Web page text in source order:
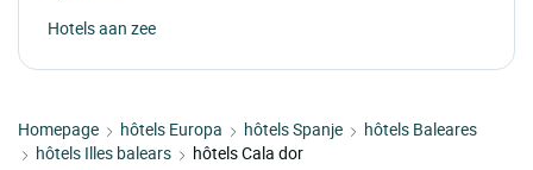
Hotels aan zee
Homepage hôtels Europa hôtels Spanje
hôtels Baleares
hôtels Illes balears
hôtels Cala dor